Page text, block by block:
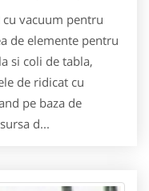
vacuum pentru
de elemente pentru
si coli de tabla,
de ridicat cu
pe baza de
d...